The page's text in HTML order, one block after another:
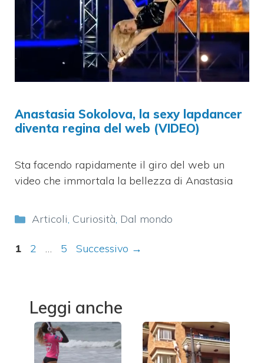
Anastasia Sokolova, la sexy lapdancer
diventa regina del web (VIDEO)
Sta facendo rapidamente il giro del web un
video che immortala la bellezza di Anastasia
Categorie
Articoli, Curiosità, Dal mondo
Pagina
1 Pagina
2 … Pagina
5 Successivo →
Leggi anche